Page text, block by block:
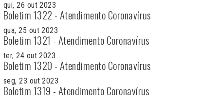
qui, 26 out 2023
Boletim 1322 - Atendimento Coronavírus
qua, 25 out 2023
Boletim 1321 - Atendimento Coronavírus
ter, 24 out 2023
Boletim 1320 - Atendimento Coronavírus
seg, 23 out 2023
Boletim 1319 - Atendimento Coronavírus